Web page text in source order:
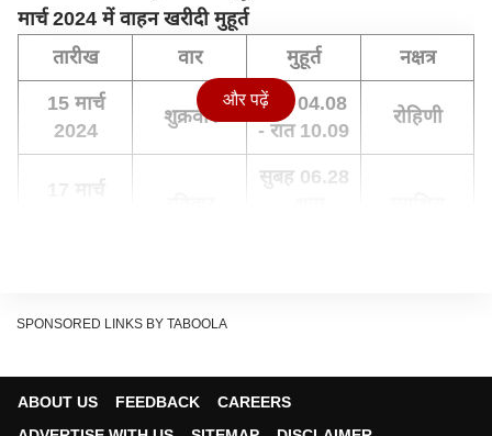
मार्च 2024 में वाहन खरीदी मुहूर्त
तारीख
वार मुहूर्त नक्षत्र
15 मार्च
2024
शुक्रवार
शाम 04.08
- रात 10.09
रोहिणी
सुबह 06.28
25 मार्च
2024
सोमवार
- सुबह
06.18, 26
और पढ़ें
SPONSORED LINKS BY TABOOLA
ABOUT US FEEDBACK
CAREERS